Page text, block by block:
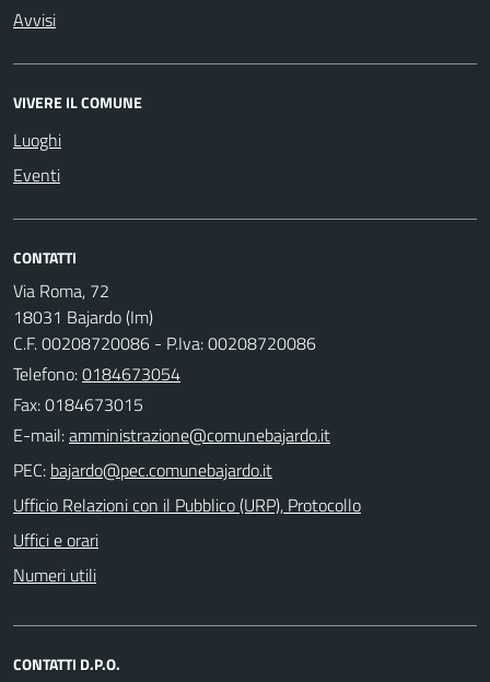
Avvisi
VIVERE IL COMUNE
Luoghi
Eventi
CONTATTI
Via Roma, 72
18031 Bajardo (Im)
C.F. 00208720086 - P.Iva: 00208720086
Telefono:0184673054
Fax: 0184673015
E-mail:
PEC:
Ufficio Relazioni con il Pubblico (URP), Protocollo
Uffici e orari
Numeri utili
CONTATTI D.P.O.